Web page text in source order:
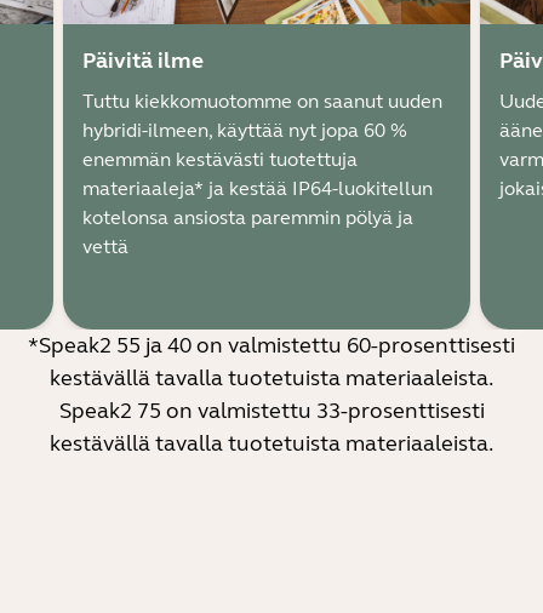
Päivitä ilme
Tuttu kiekkomuotomme on saanut uuden
hybridi-ilmeen, käyttää nyt jopa 60 %
enemmän kestävästi tuotettuja
materiaaleja* ja kestää IP64-luokitellun
kotelonsa ansiosta paremmin pölyä ja
vettä
*Speak2 55 ja 40 on valmistettu 60-prosenttisesti
kestävällä tavalla tuotetuista materiaaleista.
Speak2 75 on valmistettu 33-prosenttisesti
kestävällä tavalla tuotetuista materiaaleista.